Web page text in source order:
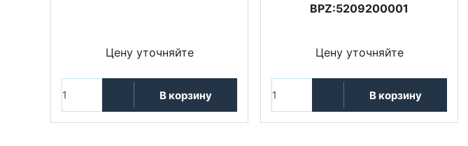
Цену уточняйте
В корзину
BPZ:5209200001
Цену уточняйте
В корзину